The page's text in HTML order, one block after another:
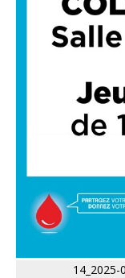
14_2025-